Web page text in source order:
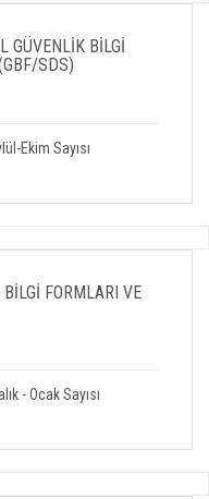
GÜVENLİK BİLGİ
SDS)
Ekim Sayısı
FORMLARI VE
- Ocak Sayısı